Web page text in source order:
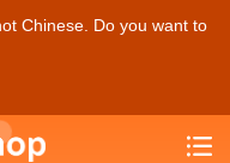
Chinese. Do you want to
